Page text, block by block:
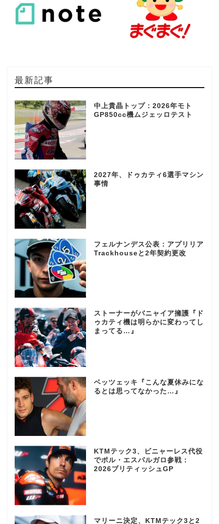
最新記事
中上貴晶トップ：2026年モト
GP850cc機ムジェッロテスト
2027年、ドゥカティ6選手マシン
事情
フェルナンデス公表：アプリリア
Trackhouseと2年契約更改
ストーナーがバニャイア擁護『ド
ゥカティ機は明らかに変わってし
まってる…』
ベッツェッキ『こんな夏休みにな
るとは思ってなかった…』
KTMテック3、ビニャーレス代役
でポル・エスパルガロ参戦：
2026ブリティッシュGP
マリーニ決定、KTMテック3と2